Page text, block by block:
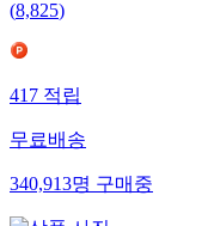
(8,825)
417적립
무료배송
340,913명구매중